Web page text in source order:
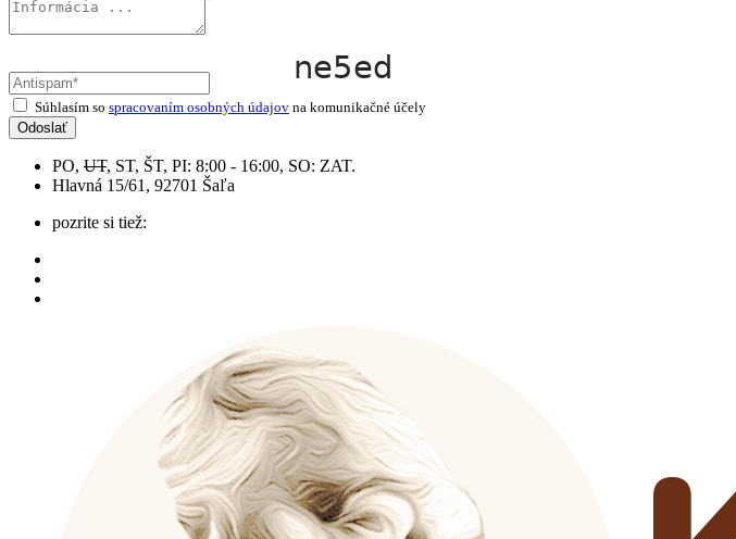
Súhlasím so spracovaním osobných údajov na komunikačné účely
Odoslať
PO, UT, ST, ŠT, PI: 8:00 - 16:00, SO: ZAT.
Hlavná 15/61, 92701 Šaľa
pozrite si tiež: